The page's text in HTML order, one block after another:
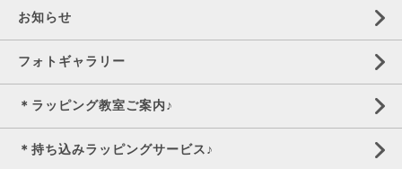
お知らせ
フォトギャラリー
＊ラッピング教室ご案内♪
＊持ち込みラッピングサービス♪